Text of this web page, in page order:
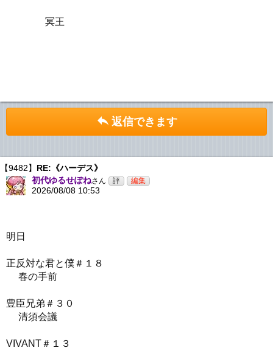
冥王
返信できます
【9482】 RE:《ハーデス》
初代ゆるせぽねさん
2026/08/08 10:53
明日
正反対な君と僕＃１８
春の手前
豊臣兄弟＃３０
清須会議
VIVANT＃１３